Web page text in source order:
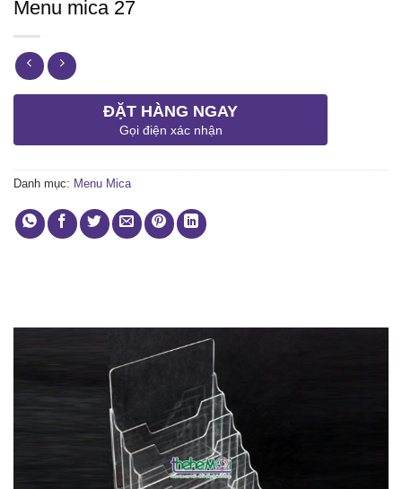
Menu mica 27
ĐẶT HÀNG NGAY
Gọi điện xác nhận
Danh mục: Menu Mica